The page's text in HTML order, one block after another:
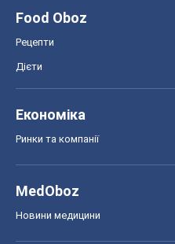
Food Oboz
Рецепти
Дієти
Економіка
Ринки та компанії
MedOboz
Новини медицини